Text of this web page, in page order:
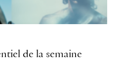
de la semaine